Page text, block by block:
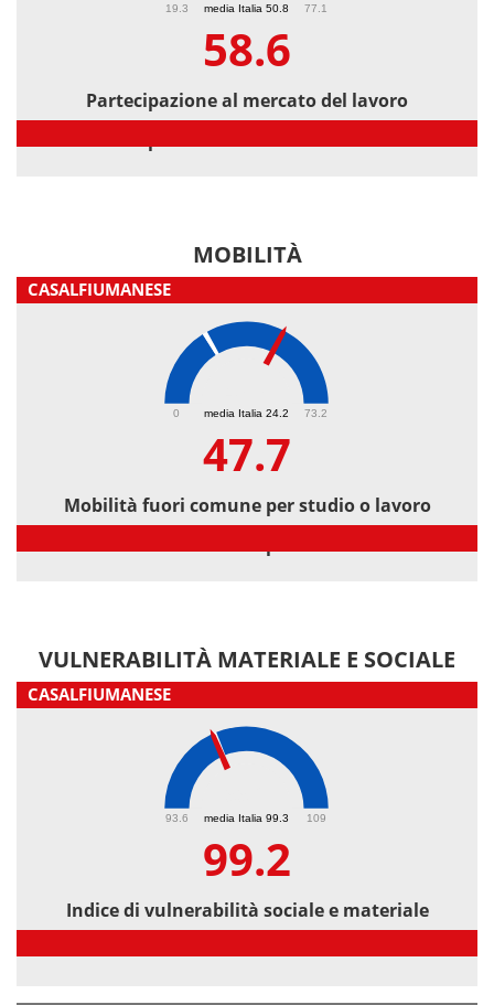
media Italia 50.8
19.3 77.1
58.6
Partecipazione al mercato del lavoro
MOBILITÀ
CASALFIUMANESE
media Italia 24.2
0 73.2
47.7
Mobilità fuori comune per studio o lavoro
VULNERABILITÀ MATERIALE E SOCIALE
CASALFIUMANESE
media Italia 99.3
93.6 109
99.2
Indice di vulnerabilità sociale e materiale